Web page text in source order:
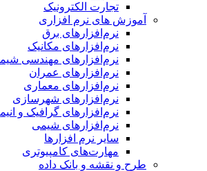
تجارت الکترونیک
آموزش های نرم افزاری
نرم‌افزارهای برق
نرم‌افزارهای مکانیک
نرم‌افزارهای مهندسی شیمی
نرم‌افزارهای عمران
نرم‌افزارهای معماری
نرم‌افزارهای شهرسازی
نرم‌افزارهای گرافیک و انیمیشن
نرم‌افزارهای شیمی
سایر نرم افزارها
مهارت‌های کامپیوتری
طرح و نقشه و بانک داده